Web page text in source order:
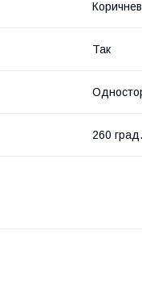
Так
260 град.